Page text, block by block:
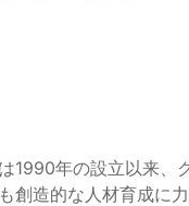
1990年の設立以来
創造的な人材育成に